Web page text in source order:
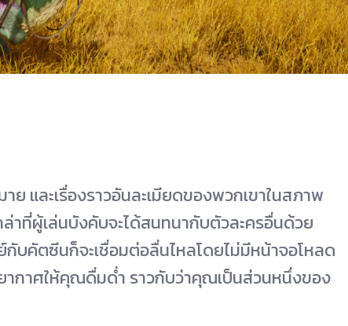
ย และเรื่องราวอันละเมียดของพวกเขาในสภาพ
ที่ผู้เล่นบังคับจะได้สนทนากับตัวละครอื่นด้วย
กับคัตซีนก็จะเชื่อมต่อลื่นไหลโดยไม่มีหน้าจอโหลด
ากาศให้คุณดื่มด่ำ ราวกับว่าคุณเป็นส่วนหนึ่งของ